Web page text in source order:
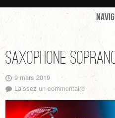
Saxophone
9 mars 2019
Laissez un commentaire